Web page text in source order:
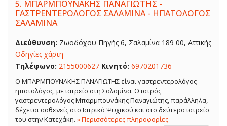
5. ΜΠΑΡΜΠΟΥΝΑΚΗΣ ΠΑΝΑΓΙΩΤΗΣ -
ΓΑΣΤΡΕΝΤΕΡΟΛΟΓΟΣ ΣΑΛΑΜΙΝΑ - ΗΠΑΤΟΛΟΓΟΣ
ΣΑΛΑΜΙΝΑ
Διεύθυνση: Ζωοδόχου Πηγής 6, Σαλαμίνα 189 00, Αττικής
Οδηγίες χάρτη
Τηλέφωνο: 2155000627 Κινητό: 6970201736
Ο ΜΠΑΡΜΠΟΥΝΑΚΗΣ ΠΑΝΑΓΙΩΤΗΣ είναι γαστρεντερολόγος -
ηπατολόγος, με ιατρείο στη Σαλαμίνα. Ο ιατρός
γαστρεντερολόγος Μπαρμπουνάκης Παναγιώτης, παράλληλα,
δέχεται ασθενείς στο Ιατρικό Ψυχικού και στο δεύτερο ιατρείο
του στην Κατεχάκη. » Περισσότερες πληροφορίες